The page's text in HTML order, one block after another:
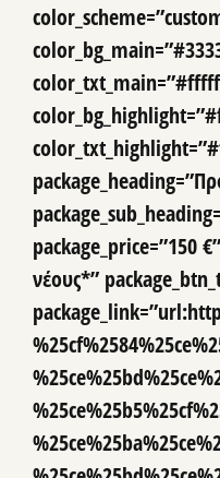
package_price=”150
νέους*”